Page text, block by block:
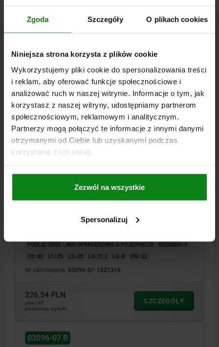
Zgoda Szczegóły O plikach cookies
Niniejsza strona korzysta z plików cookie
Wykorzystujemy pliki cookie do spersonalizowania treści
i reklam, aby oferować funkcje społecznościowe i
analizować ruch w naszej witrynie. Informacje o tym, jak
korzystasz z naszej witryny, udostępniamy partnerom
społecznościowym, reklamowym i analitycznym.
Partnerzy mogą połączyć te informacje z innymi danymi
otrzymanymi od Ciebie lub uzyskanymi podczas
korzystania z ich usług.
Zezwól na wszystkie
Spersonalizuj
238,03 PLN
03096-07 B
EINFACH, L=78, STAL NIERDZEWNA,
TYP FORMY=Z ZATRZASKIEM
PODŁĄCZENIE LINKI OPANCERZONEJ=POJEDYNCZE ROZMIAR=2
D2=40
L1=25 L2=20 L3=21,2 L4=8 SW=22
Nr zamówienia: 03096-07-1221316
226,54 PLN
plus VAT
plus koszty wysyłki
SZCZEGÓŁY
03096-07 B